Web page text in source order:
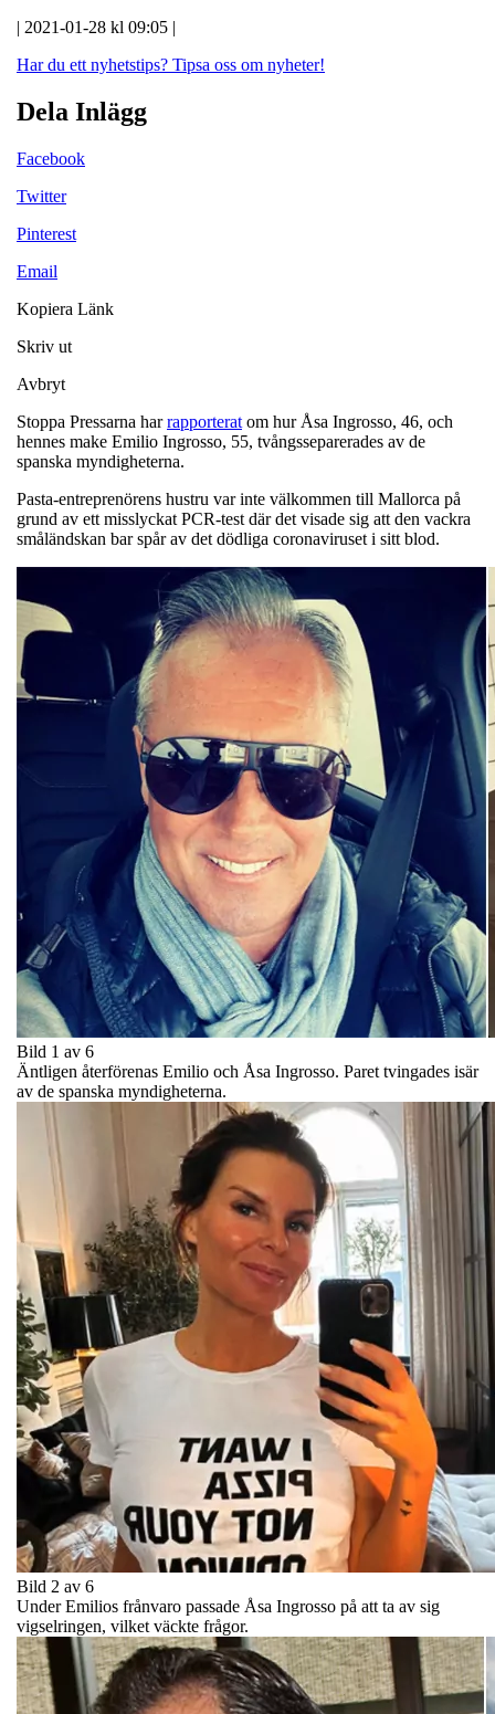
| 2021-01-28 kl 09:05 |
Har du ett nyhetstips? Tipsa oss om nyheter!
Dela Inlägg
Facebook
Twitter
Pinterest
Email
Kopiera Länk
Skriv ut
Avbryt
Stoppa Pressarna harrapporterat om hur Åsa Ingrosso, 46, och
hennes make Emilio Ingrosso, 55, tvångsseparerades av de
spanska myndigheterna.
Pasta-entreprenörens hustru var inte välkommen till Mallorca på
grund av ett misslyckat PCR-test där det visade sig att den vackra
småländskan bar spår av det dödliga coronaviruset i sitt blod.
Bild 1 av 6
Äntligen återförenas Emilio och Åsa Ingrosso. Paret tvingades isär
av de spanska myndigheterna.
Bild 2 av 6
Under Emilios frånvaro passade Åsa Ingrosso på att ta av sig
vigselringen, vilket väckte frågor.